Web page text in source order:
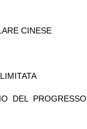
CINESE
DEL PROGRESSO